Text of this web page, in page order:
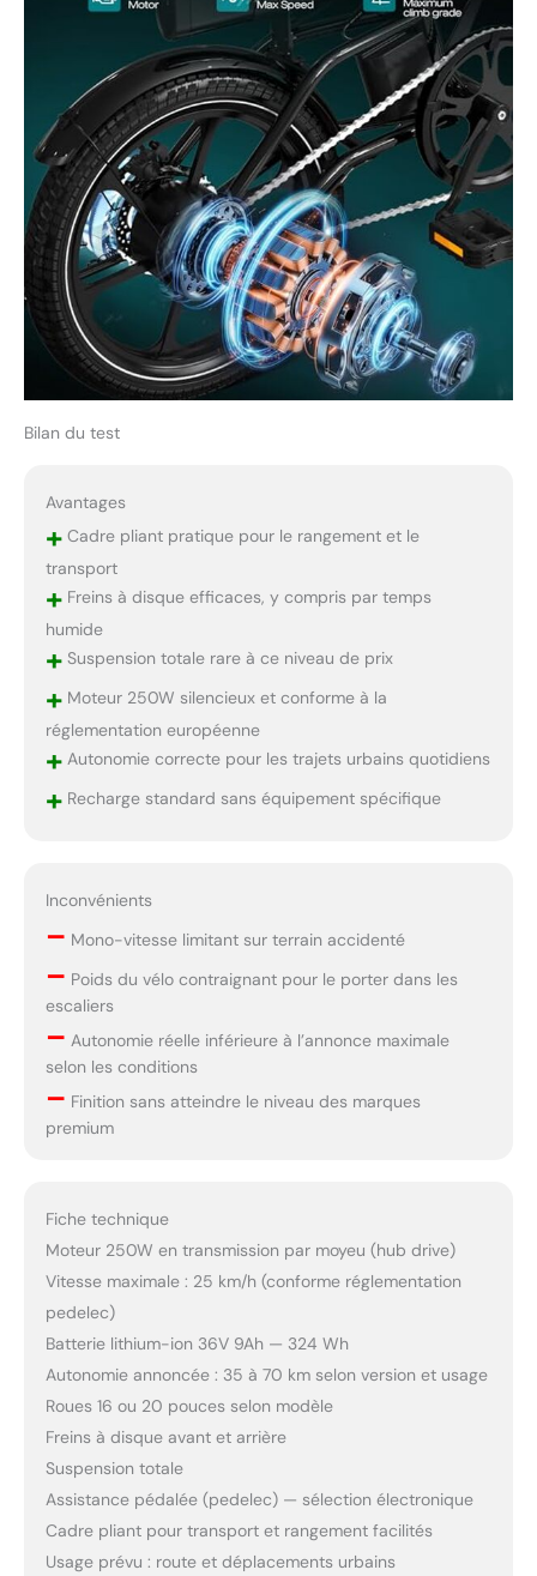
Bilan du test
Avantages
+Cadre pliant pratique pour le rangement et le
transport
+Freins à disque efficaces, y compris par temps
humide
+Suspension totale rare à ce niveau de prix
+Moteur 250W silencieux et conforme à la
réglementation européenne
+Autonomie correcte pour les trajets urbains quotidiens
+Recharge standard sans équipement spécifique
Inconvénients
– Mono-vitesse limitant sur terrain accidenté
– Poids du vélo contraignant pour le porter dans les
escaliers
– Autonomie réelle inférieure à l’annonce maximale
selon les conditions
– Finition sans atteindre le niveau des marques
premium
Fiche technique
Moteur 250W en transmission par moyeu (hub drive)
Vitesse maximale : 25 km/h (conforme réglementation
pedelec)
Batterie lithium-ion 36V 9Ah — 324 Wh
Autonomie annoncée : 35 à 70 km selon version et usage
Roues 16 ou 20 pouces selon modèle
Freins à disque avant et arrière
Suspension totale
Assistance pédalée (pedelec) — sélection électronique
Cadre pliant pour transport et rangement facilités
Usage prévu : route et déplacements urbains